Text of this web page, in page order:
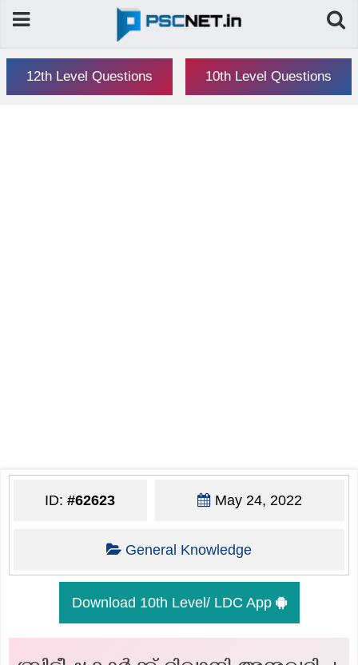
12th Level Questions 10th Level Questions
ID:#62623 May 24, 2022
General Knowledge
Download 10th Level/ LDC App